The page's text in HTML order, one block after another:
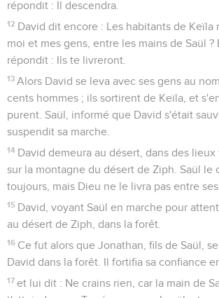
répondit : Il descendra.
12 David dit encore : Les habitants de Keïla
moi et mes gens, entre les mains de Saül ?
répondit : Ils te livreront.
13 Alors David se leva avec ses gens au
cents hommes ; ils sortirent de Keïla, et
purent. Saül, informé que David s'était
suspendit sa marche.
14 David demeura au désert, dans des
sur la montagne du désert de Ziph. Saül le
toujours, mais Dieu ne le livra pas entre ses
15 David, voyant Saül en marche pour
au désert de Ziph, dans la forêt.
16 Ce fut alors que Jonathan, fils de Saül,
David dans la forêt. Il fortifia sa confiance
17 et lui dit : Ne crains rien, car la main de